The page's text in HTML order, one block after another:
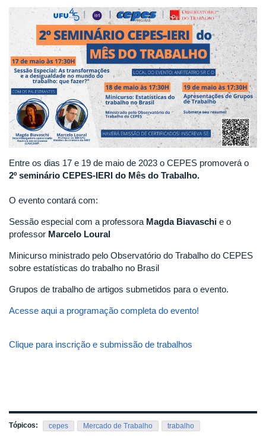
Entre os dias 17 e 19 de maio de 2023 o CEPES promoverá o
2º seminário CEPES-IERI do Mês do Trabalho.
O evento contará com:
Sessão especial com a professora Magda Biavaschi e o
professor Marcelo Loural
Minicurso ministrado pelo Observatório do Trabalho do CEPES
sobre estatísticas do trabalho no Brasil
Grupos de trabalho de artigos submetidos para o evento.
Acesse aqui a programação completa do evento!
Clique para inscrição e submissão de trabalhos
Tópicos: cepes Mercado de Trabalho trabalho